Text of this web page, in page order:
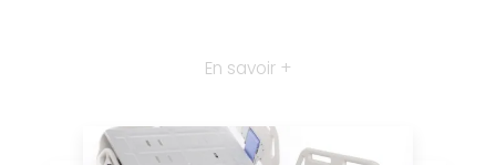
En savoir +